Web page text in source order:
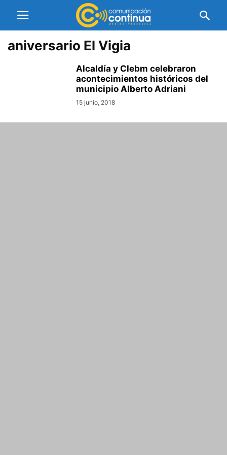
aniversario El Vigia
Alcaldía y Clebm celebraron
acontecimientos históricos del
municipio Alberto Adriani
15 junio, 2018